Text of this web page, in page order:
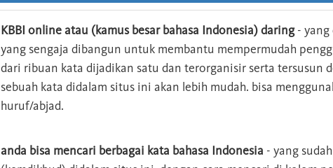
KBBI online atau (kamus besar bahasa Indonesia) daring- yang
yang sengaja dibangun untuk membantu mempermudah
dari ribuan kata dijadikan satu dan terorganisir serta tersusun
sebuah kata didalam situs ini akan lebih mudah. bisa
huruf/abjad.
anda bisa mencari berbagai kata bahasa Indonesia - yang